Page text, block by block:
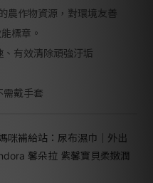
農作物資源，對環境友善
標章。
有效清除頑強汙垢
需戴手套
咪補給站：尿布濕巾｜外出
馨朵拉 紫馨寶貝柔嫩潤